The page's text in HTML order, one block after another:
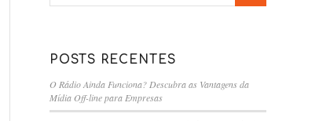
POSTS RECENTES
O Rádio Ainda Funciona? Descubra as Vantagens da
Mídia Off-line para Empresas